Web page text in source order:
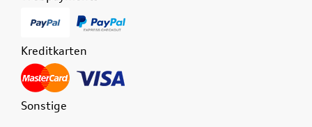
Kreditkarten
Sonstige